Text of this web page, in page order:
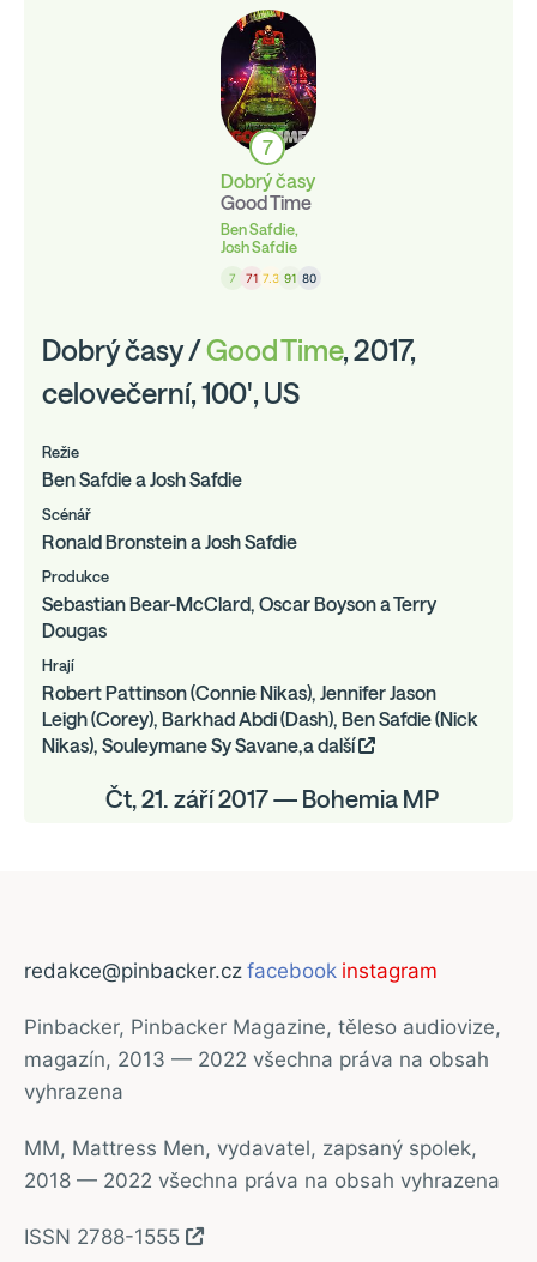
7
Dobrý časy
Good Time
Ben Safdie,
Josh Safdie
7 71 7.3 91 80
Dobrý časy /Good Time, 2017,
celovečerní, 100', US
Režie
Ben Safdie a Josh Safdie
Scénář
Ronald Bronstein a Josh Safdie
Produkce
Sebastian Bear-McClard, Oscar Boyson a Terry
Dougas
Hrají
Robert Pattinson (Connie Nikas), Jennifer Jason
Leigh (Corey), Barkhad Abdi (Dash), Ben Safdie (Nick
Nikas), Souleymane Sy Savane,a další
Čt, 21. září 2017 — Bohemia MP
redakce@pinbacker.cz facebook instagram
Pinbacker, Pinbacker Magazine, těleso audiovize,
magazín, 2013 — 2022 všechna práva na obsah
vyhrazena
MM, Mattress Men, vydavatel, zapsaný spolek,
2018 — 2022 všechna práva na obsah vyhrazena
ISSN 2788-1555